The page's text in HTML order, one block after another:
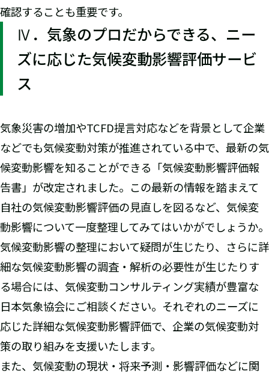
確認することも重要です。
Ⅳ．気象のプロだからできる、ニー
ズに応じた気候変動影響評価サービ
ス
気象災害の増加やTCFD提言対応などを背景として企業
などでも気候変動対策が推進されている中で、最新の気
候変動影響を知ることができる「気候変動影響評価報
告書」が改定されました。この最新の情報を踏まえて
自社の気候変動影響評価の見直しを図るなど、気候変
動影響について一度整理してみてはいかがでしょうか。
気候変動影響の整理において疑問が生じたり、さらに詳
細な気候変動影響の調査・解析の必要性が生じたりす
る場合には、気候変動コンサルティング実績が豊富な
日本気象協会にご相談ください。それぞれのニーズに
応じた詳細な気候変動影響評価で、企業の気候変動対
策の取り組みを支援いたします。
また、気候変動の現状・将来予測・影響評価などに関